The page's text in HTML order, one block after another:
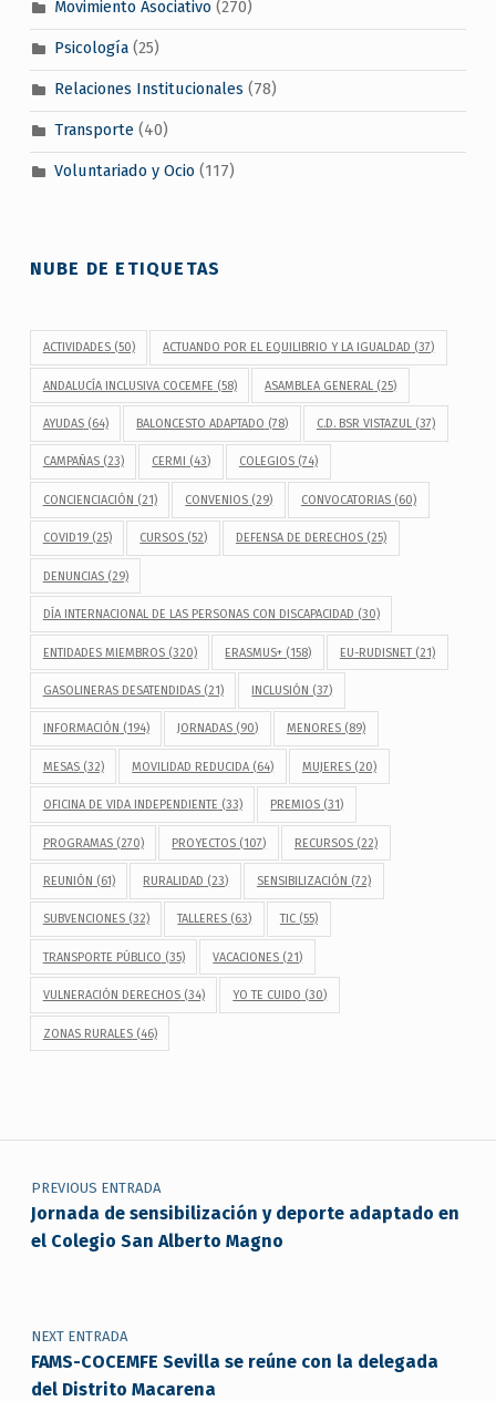
Movimiento Asociativo (270)
Psicología(25)
Relaciones Institucionales (78)
Transporte(40)
Voluntariado y Ocio (117)
NUBE DE ETIQUETAS
ACTIVIDADES(50) ACTUANDO POR EL EQUILIBRIO Y LA IGUALDAD (37)
ANDALUCÍA INCLUSIVA COCEMFE (58) ASAMBLEA GENERAL (25)
AYUDAS(64) BALONCESTO ADAPTADO (78) C.D. BSR VISTAZUL(37)
CAMPAÑAS(23) CERMI (43) COLEGIOS(74)
CONCIENCIACIÓN (21) CONVENIOS (29) CONVOCATORIAS(60)
COVID19(25) CURSOS (52) DEFENSA DE DERECHOS(25)
DENUNCIAS(29)
DÍA INTERNACIONAL DE LAS PERSONAS CON DISCAPACIDAD (30)
ENTIDADES MIEMBROS(320) ERASMUS+ (158) EU-RUDISNET(21)
GASOLINERAS DESATENDIDAS(21) INCLUSIÓN (37)
INFORMACIÓN (194) JORNADAS (90) MENORES(89)
MESAS(32) MOVILIDAD REDUCIDA (64) MUJERES(20)
OFICINA DE VIDA INDEPENDIENTE (33) PREMIOS (31)
PROGRAMAS(270) PROYECTOS (107) RECURSOS(22)
REUNIÓN (61) RURALIDAD (23) SENSIBILIZACIÓN (72)
SUBVENCIONES(32) TALLERES (63) TIC(55)
TRANSPORTE PÚBLICO (35) VACACIONES (21)
VULNERACIÓN DERECHOS(34) YO TE CUIDO (30)
ZONAS RURALES(46)
Navegación de entradas
PREVIOUS ENTRADA
Jornada de sensibilización y deporte adaptado en
el Colegio San Alberto Magno
NEXT ENTRADA
FAMS-COCEMFE Sevilla se reúne con la delegada
del Distrito Macarena